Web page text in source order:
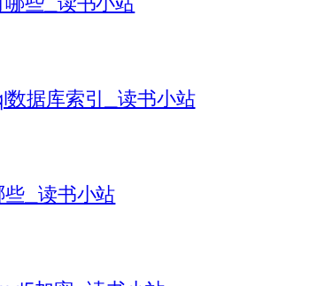
据库索引_读书小站
_读书小站